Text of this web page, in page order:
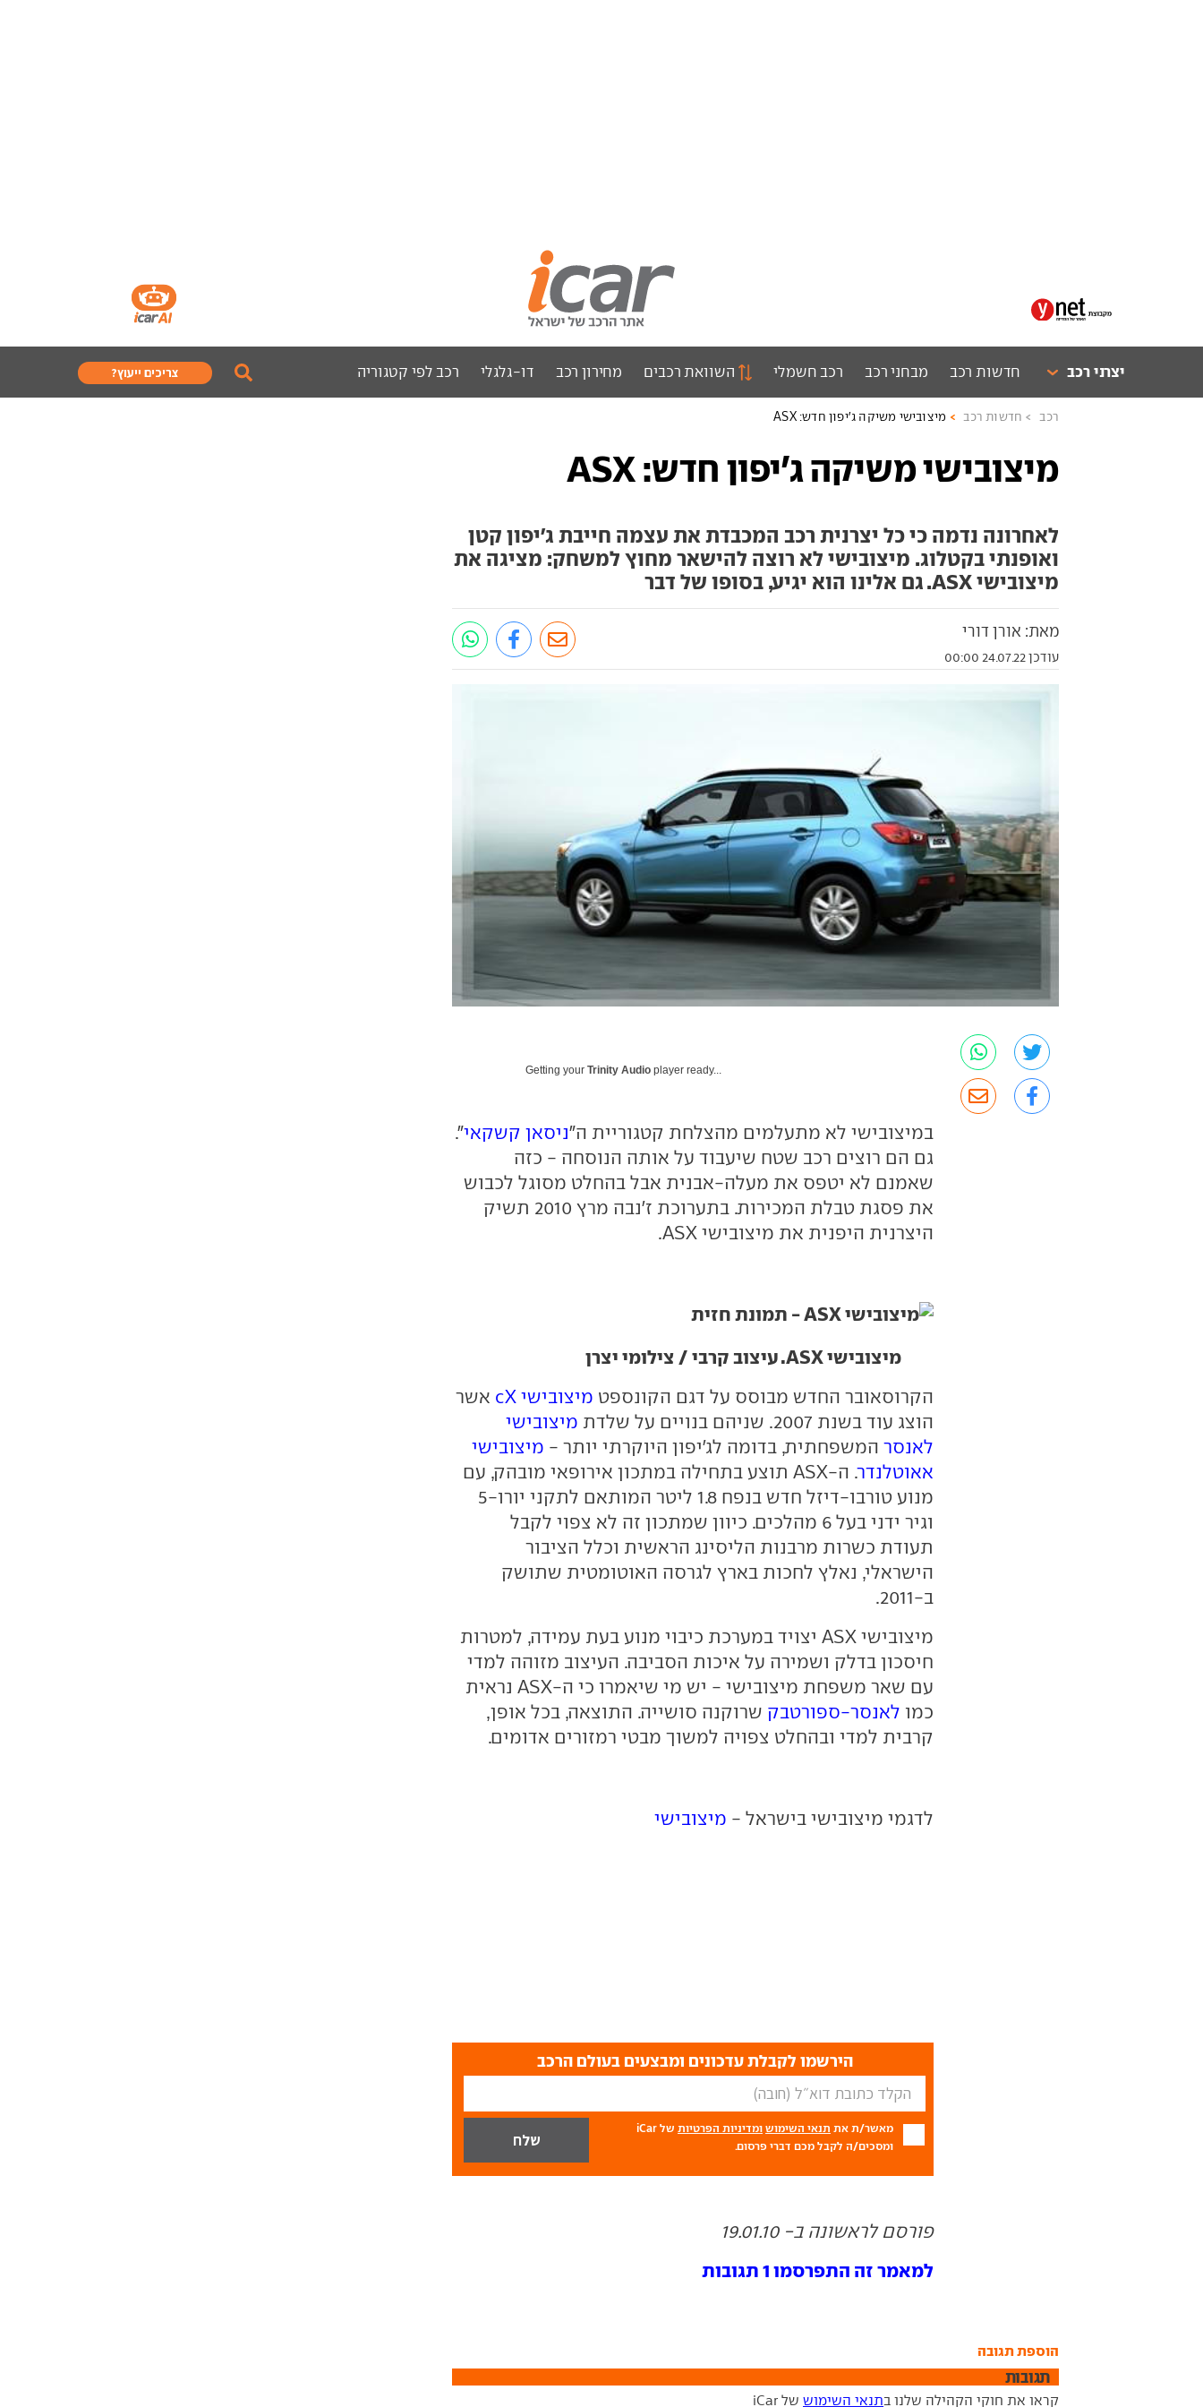
יצרני רכב חדשות רכב מבחני רכב רכב חשמלי השוואת רכבים מחירון רכב דו-גלגלי רכב לפי קטגוריה צריכים ייעוץ?
רכב חדשות רכב מיצובישי משיקה ג'יפון חדש: ASX
מיצובישי משיקה ג'יפון חדש: ASX
לאחרונה נדמה כי כל יצרנית רכב המכבדת את עצמה חייבת ג'יפון קטן
ואופנתי בקטלוג. מיצובישי לא רוצה להישאר מחוץ למשחק: מציגה את
מיצובישי ASX. גם אלינו הוא יגיע, בסופו של דבר
מאת: אורן דורי
עודכן 24.07.22 00:00
Getting yourTrinity Audio player ready...
במיצובישי לא מתעלמים מהצלחת קטגוריית ה"ניסאן קשקאי".
גם הם רוצים רכב שטח שיעבוד על אותה הנוסחה - כזה
שאמנם לא יטפס את מעלה-אבנית אבל בהחלט מסוגל לכבוש
את פסגת טבלת המכירות. בתערוכת ז'נבה מרץ 2010 תשיק
היצרנית היפנית את מיצובישי ASX.
מיצובישיASX. עיצוב קרבי / צילומי יצרן
הקרוסאובר החדש מבוסס על דגם הקונספט מיצובישי cX
אשר
הוצג עוד בשנת 2007. שניהם בנויים על שלדת
מיצובישי
לאנסר המשפחתית, בדומה לג'יפון היוקרתי יותר - מיצובישי
אאוטלנדר
. ה-ASX תוצע בתחילה במתכון אירופאי מובהק, עם
מנוע טורבו-דיזל חדש בנפח 1.8 ליטר המותאם לתקני יורו-5
וגיר ידני בעל 6 מהלכים. כיוון שמתכון זה לא צפוי לקבל
תעודת כשרות מרבנות הליסינג הראשית וכלל הציבור
הישראלי, נאלץ לחכות בארץ לגרסה האוטומטית שתושק
ב-2011.
מיצובישי ASX יצויד במערכת כיבוי מנוע בעת עמידה, למטרות
חיסכון בדלק ושמירה על איכות הסביבה. העיצוב מזוהה למדי
עם שאר משפחת מיצובישי - יש מי שיאמרו כי ה-ASX נראית
כמו לאנסר-ספורטבק שרוקנה סושייה. התוצאה, בכל אופן,
קרבית למדי ובהחלט צפויה למשוך מבטי רמזורים אדומים.
לדגמי מיצובישי בישראל - מיצובישי
הירשמו לקבלת עדכונים ומבצעים בעולם הרכב
מאשר/ת את תנאי השימוש ומדיניות הפרטיות
של iCar
ומסכים/ה לקבל מכם דברי פרסום.
פורסם לראשונה ב- 19.01.10
למאמר זה התפרסמו 1 תגובות
הוספת תגובה
תגובות
קראו את חוקי הקהילה שלנו בתנאי השימוש של iCar